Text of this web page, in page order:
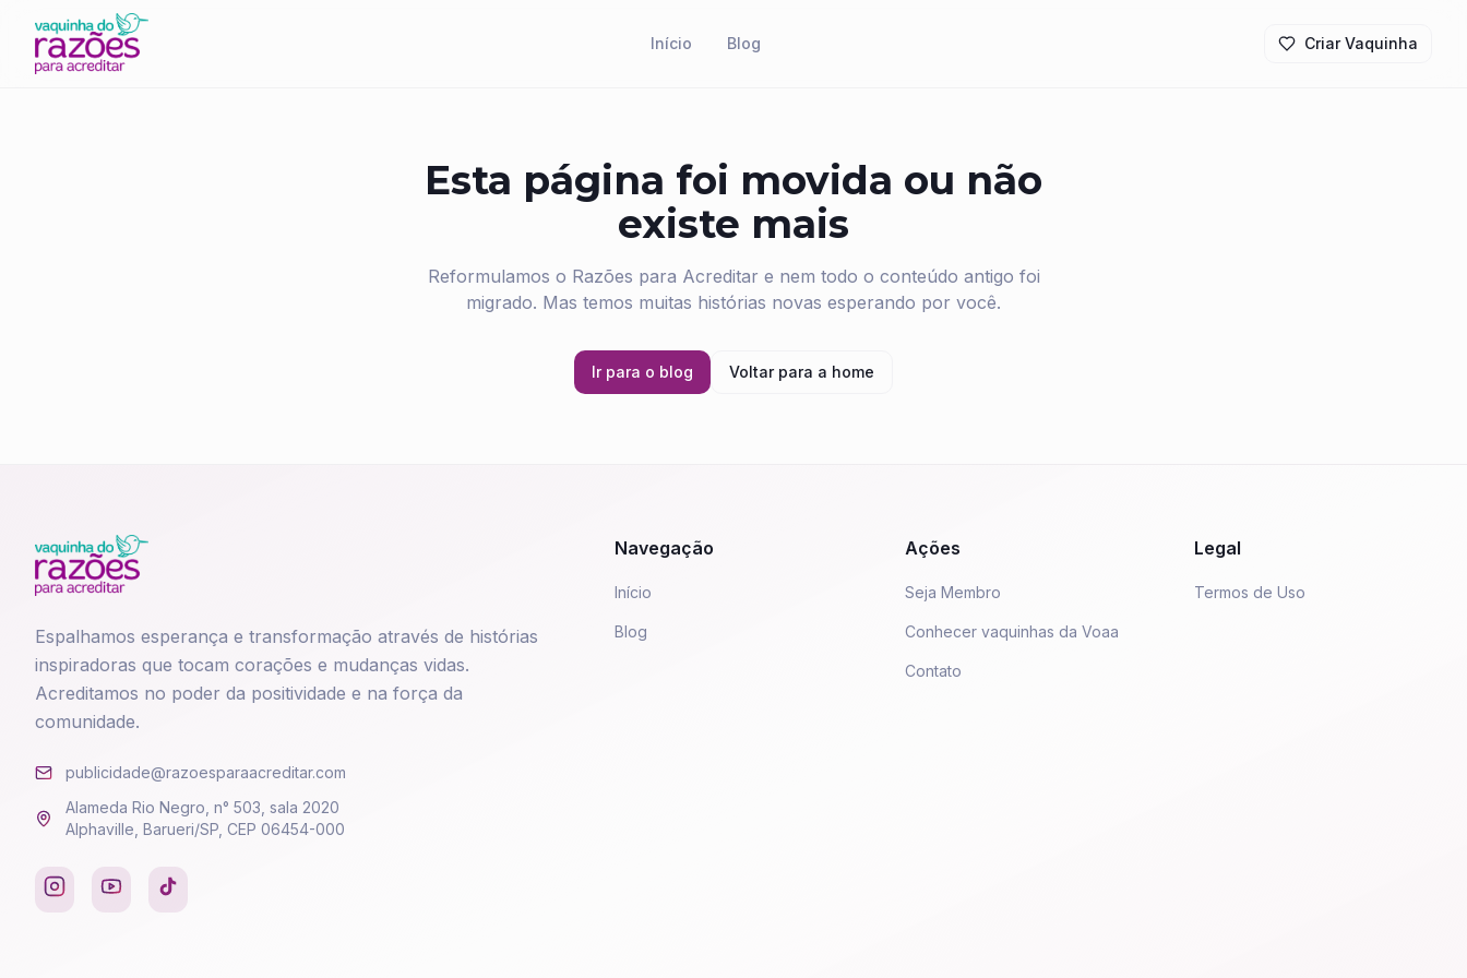
Início Blog Criar Vaquinha
Esta página foi movida ou não
existe mais
Reformulamos o Razões para Acreditar e nem todo o conteúdo antigo foi
migrado. Mas temos muitas histórias novas esperando por você.
Ir para o blog Voltar para a home
Espalhamos esperança e transformação através de histórias
inspiradoras que tocam corações e mudanças vidas.
Acreditamos no poder da positividade e na força da
comunidade.
publicidade@razoesparaacreditar.com
Alameda Rio Negro, n° 503, sala 2020
Alphaville, Barueri/SP, CEP 06454-000
Navegação
Início
Blog
Ações
Seja Membro
Conhecer vaquinhas da Voaa
Contato
Legal
Termos de Uso